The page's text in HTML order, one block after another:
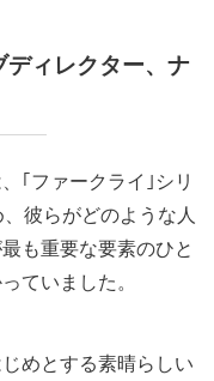
ィレクター、ナ
｢ファークライ｣シリ
彼らがどのような人
も重要な要素のひと
ていました。
めとする素晴らしい